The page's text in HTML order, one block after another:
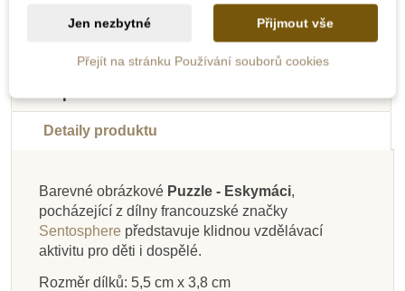
Na dotaz
Goki Puzzle – hasiči
při zásahu, 48 dílů
Do školy
Skladem
Skladem u
dodavatele
EDUCO - Počítání v
kruhu
Do školy
Na dotaz
Do školy
Skladem
Goki Hmatová hra
puzzle
Novinka
Do školy
Skladem
Skladem
Goki Puzzle -
mláďata v lese
Novinka
Do školy
Skladem
Detaily produktu
Barevné obrázkové Puzzle - Eskymáci,
pocházející z dílny francouzské značky
Sentosphere představuje klidnou vzdělávací
aktivitu pro děti i dospělé.
Rozměr dílků: 5,5 cm x 3,8 cm
Jen nezbytné Přijmout vše
Přejít na stránku Používání souborů cookies